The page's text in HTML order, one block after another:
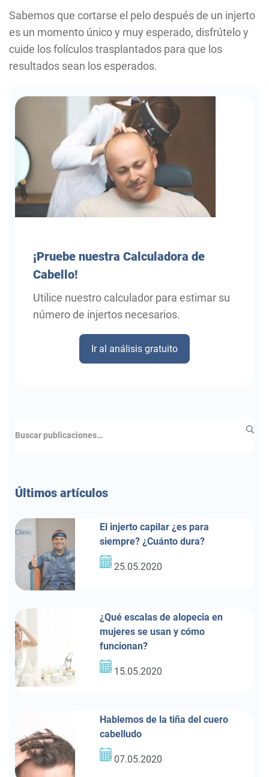
Sabemos que cortarse el pelo después de un injerto
es un momento único y muy esperado, disfrútelo y
cuide los folículos trasplantados para que los
resultados sean los esperados.
¡Pruebe nuestra Calculadora de
Cabello!
Utilice nuestro calculador para estimar su
número de injertos necesarios.
Ir al análisis gratuito
Últimos artículos
El injerto capilar ¿es para
siempre? ¿Cuánto dura?
25.05.2020
¿Qué escalas de alopecia en
mujeres se usan y cómo
funcionan?
15.05.2020
Hablemos de la tiña del cuero
cabelludo
07.05.2020